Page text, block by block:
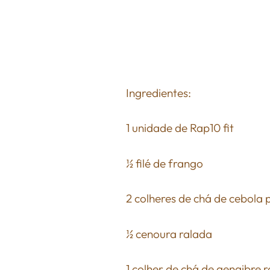
Ingredientes:
1 unidade de Rap10 fit
½ filé de frango
2 colheres de chá de cebola
½ cenoura ralada